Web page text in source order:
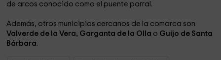
de arcos conocido como el puente parral.
Además, otros municipios cercanos de la comarca son
Valverde de la Vera, Garganta de la Olla o Guijo de Santa
Bárbara.